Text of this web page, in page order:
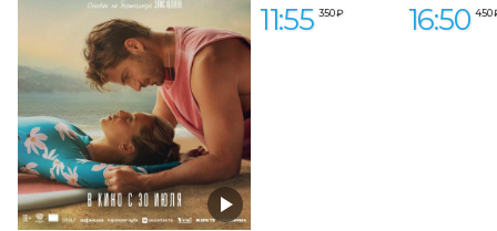
11:55 350 ₽ 16:50 450